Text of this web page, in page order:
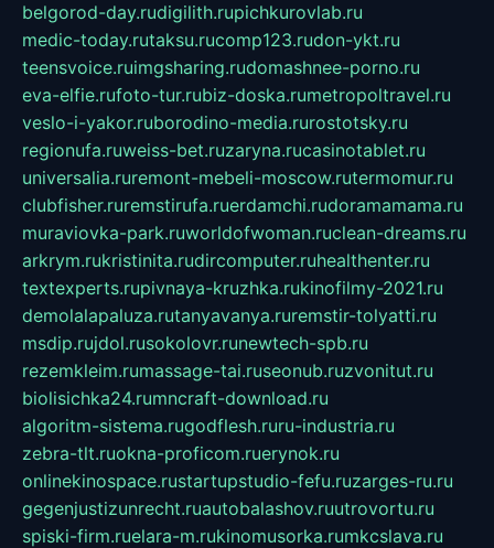
belgorod-day.rudigilith.rupichkurovlab.ru
medic-today.rutaksu.rucomp123.rudon-ykt.ru
teensvoice.ruimgsharing.rudomashnee-porno.ru
eva-elfie.rufoto-tur.rubiz-doska.rumetropoltravel.ru
veslo-i-yakor.ruborodino-media.rurostotsky.ru
regionufa.ruweiss-bet.ruzaryna.rucasinotablet.ru
universalia.ruremont-mebeli-moscow.rutermomur.ru
clubfisher.ruremstirufa.ruerdamchi.rudoramamama.ru
muraviovka-park.ruworldofwoman.ruclean-dreams.ru
arkrym.rukristinita.rudircomputer.ruhealthenter.ru
textexperts.rupivnaya-kruzhka.rukinofilmy-2021.ru
demolalapaluza.rutanyavanya.ruremstir-tolyatti.ru
msdip.rujdol.rusokolovr.runewtech-spb.ru
rezemkleim.rumassage-tai.ruseonub.ruzvonitut.ru
biolisichka24.rumncraft-download.ru
algoritm-sistema.rugodflesh.ruru-industria.ru
zebra-tlt.ruokna-proficom.ruerynok.ru
onlinekinospace.rustartupstudio-fefu.ruzarges-ru.ru
gegenjustizunrecht.ruautobalashov.ruutrovortu.ru
spiski-firm.ruelara-m.rukinomusorka.rumkcslava.ru